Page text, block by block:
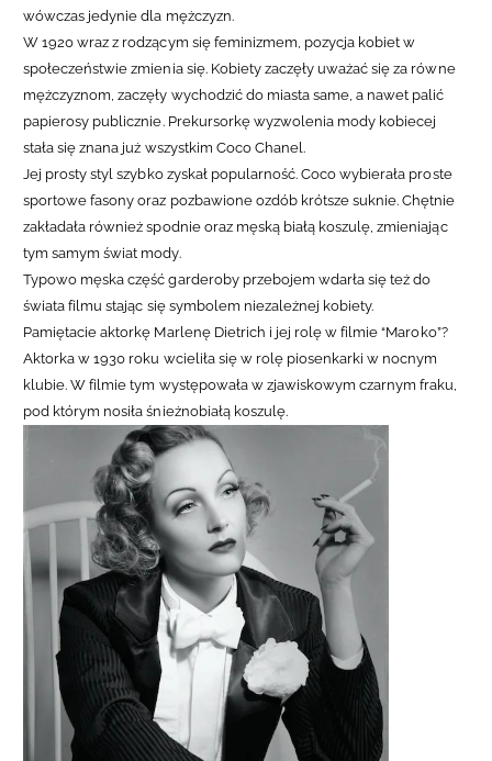
wówczas jedynie dla mężczyzn.
W 1920 wraz z rodzącym się feminizmem, pozycja kobiet w
społeczeństwie zmienia się. Kobiety zaczęły uważać się za równe
mężczyznom, zaczęły wychodzić do miasta same, a nawet palić
papierosy publicznie. Prekursorkę wyzwolenia mody kobiecej
stała się znana już wszystkim Coco Chanel.
Jej prosty styl szybko zyskał popularność. Coco wybierała proste
sportowe fasony oraz pozbawione ozdób krótsze suknie. Chętnie
zakładała również spodnie oraz męską białą koszulę, zmieniając
tym samym świat mody.
Typowo męska część garderoby przebojem wdarła się też do
świata filmu stając się symbolem niezależnej kobiety.
Pamiętacie aktorkę Marlenę Dietrich i jej rolę w filmie “Maroko”?
Aktorka w 1930 roku wcieliła się w rolę piosenkarki w nocnym
klubie. W filmie tym występowała w zjawiskowym czarnym fraku,
pod którym nosiła śnieżnobiałą koszulę.